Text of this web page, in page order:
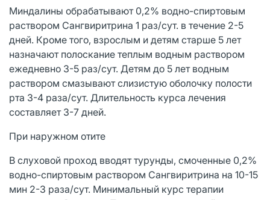
Миндалины обрабатывают 0,2% водно-спиртовым
раствором Сангвиритрина 1 раз/сут. в течение 2-5
дней. Кроме того, взрослым и детям старше 5 лет
назначают полоскание теплым водным раствором
ежедневно 3-5 раз/сут. Детям до 5 лет водным
раствором смазывают слизистую оболочку полости
рта 3-4 раза/сут. Длительность курса лечения
составляет 3-7 дней.
При наружном отите
В слуховой проход вводят турунды, смоченные 0,2%
водно-спиртовым раствором Сангвиритрина на 10-15
мин 2-3 раза/сут. Минимальный курс терапии